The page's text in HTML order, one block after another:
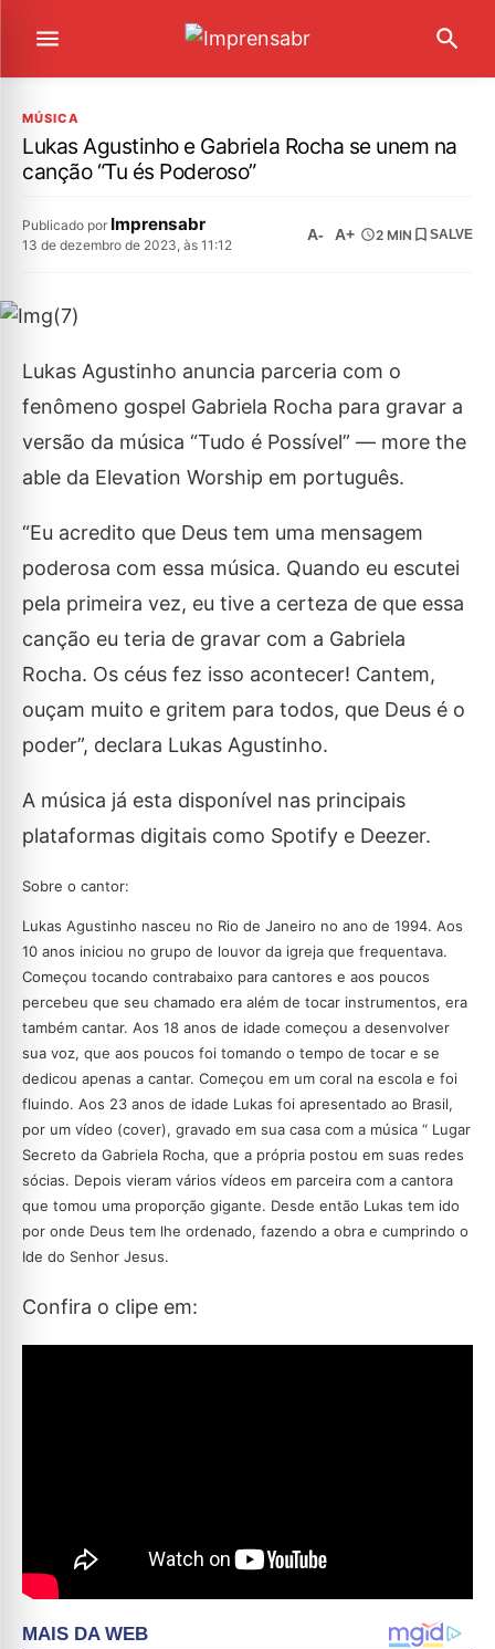
MÚSICA
Lukas Agustinho e Gabriela Rocha se unem na
canção “Tu és Poderoso”
Publicado por Imprensabr
13 de dezembro de 2023, às 11:12
A- A+ 2 MIN SALVE
Lukas Agustinho anuncia parceria com o
fenômeno gospel Gabriela Rocha para gravar a
versão da música “Tudo é Possível” — more the
able da Elevation Worship em português.
“Eu acredito que Deus tem uma mensagem
poderosa com essa música. Quando eu escutei
pela primeira vez, eu tive a certeza de que essa
canção eu teria de gravar com a Gabriela
Rocha. Os céus fez isso acontecer! Cantem,
ouçam muito e gritem para todos, que Deus é o
poder”, declara Lukas Agustinho.
A música já esta disponível nas principais
plataformas digitais como Spotify e Deezer.
Sobre o cantor:
Lukas Agustinho nasceu no Rio de Janeiro no ano de 1994. Aos
10 anos iniciou no grupo de louvor da igreja que frequentava.
Começou tocando contrabaixo para cantores e aos poucos
percebeu que seu chamado era além de tocar instrumentos, era
também cantar. Aos 18 anos de idade começou a desenvolver
sua voz, que aos poucos foi tomando o tempo de tocar e se
dedicou apenas a cantar. Começou em um coral na escola e foi
fluindo. Aos 23 anos de idade Lukas foi apresentado ao Brasil,
por um vídeo (cover), gravado em sua casa com a música “ Lugar
Secreto da Gabriela Rocha, que a própria postou em suas redes
sócias. Depois vieram vários vídeos em parceira com a cantora
que tomou uma proporção gigante. Desde então Lukas tem ido
por onde Deus tem lhe ordenado, fazendo a obra e cumprindo o
Ide do Senhor Jesus.
Confira o clipe em: